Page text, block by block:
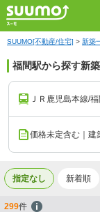
SUUMO[不動産/住宅] > 新築
福間駅から探す新
ＪＲ鹿児島本線/福
価格未定含む｜建
指定なし 新着順
299件